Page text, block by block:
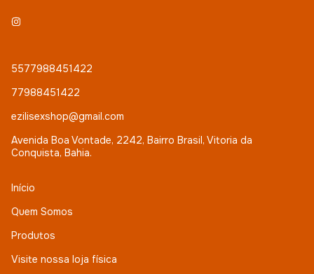
5577988451422
77988451422
ezilisexshop@gmail.com
Avenida Boa Vontade, 2242, Bairro Brasil, Vitoria da
Conquista, Bahia.
Início
Quem Somos
Produtos
Visite nossa loja física